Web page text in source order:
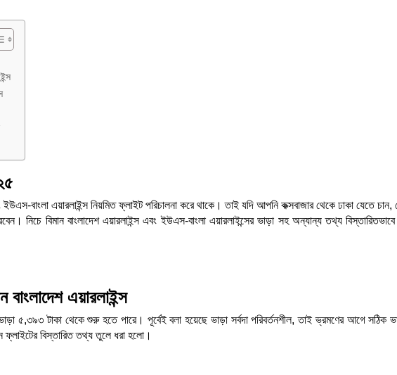
ইউএস-বাংলা এয়ারলাইন্স নিয়মিত ফ্লাইট পরিচালনা করে থাকে। তাই যদি আপনি কক্সবাজার থেকে ঢাকা যেতে চান,
নিচে বিমান বাংলাদেশ এয়ারলাইন্স এবং ইউএস-বাংলা এয়ারলাইন্সের ভাড়া সহ অন্যান্য তথ্য
বাংলাদেশ এয়ারলাইন্স
ভাড়া ৫,৩৯৩ টাকা থেকে শুরু হতে পারে। পূর্বেই বলা হয়েছে ভাড়া সর্বদা পরিবর্তনশীল, তাই ভ্রমণের আগে সঠিক
ফ্লাইটের বিস্তারিত তথ্য তুলে ধরা হলো।